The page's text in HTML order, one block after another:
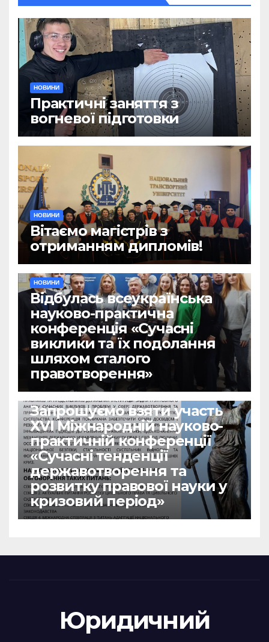
НОВИНИ
Практичні заняття з
вогневої підготовки
НОВИНИ
Вітаємо магістрів з
отриманням дипломів!
НОВИНИ
Відбулась всеукраїнська
науково-практична
конференція «Сучасні
виклики та їх подолання
шляхом сталого
правотворення»
Запрошуємо взяти участь
ХVІ Міжнародній науково-
практичній конференції
«Сучасні тенденції
державотворення та
розвитку правової науки у
кризовий період»
Юридичний